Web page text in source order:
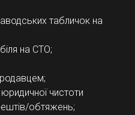
табличок на
на СТО;
чистоти
обтяжень;